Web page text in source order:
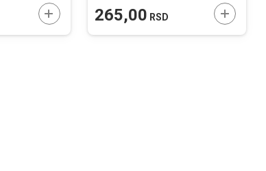
DODAJTE U KORPU
265,00 RSD